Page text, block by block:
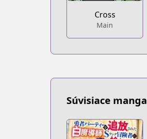
Cross
Main
Súvisiace manga